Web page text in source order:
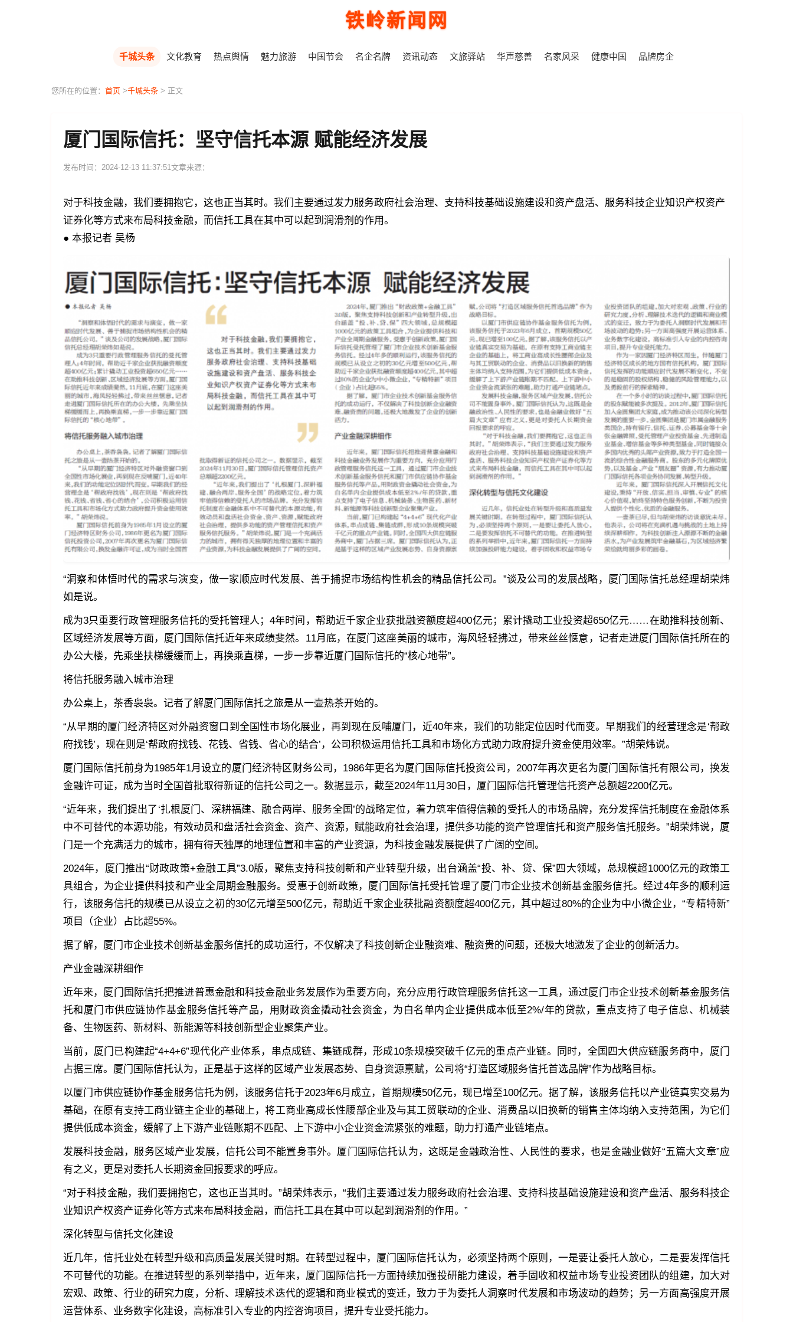
铁岭新闻网
千城头条 文化教育 热点舆情 魅力旅游 中国节会 名企名牌 资讯动态 文旅驿站 华声慈善 名家风采 健康中国 品牌房企
您所在的位置： 首页 >千城头条 > 正文
厦门国际信托：坚守信托本源 赋能经济发展
发布时间：2024-12-13 11:37:51文章来源：
对于科技金融，我们要拥抱它，这也正当其时。我们主要通过发力服务政府社会治理、支持科技基础设施建设和资产盘活、服务科技企业知识产权资产
证券化等方式来布局科技金融，而信托工具在其中可以起到润滑剂的作用。
● 本报记者 吴杨
“洞察和体悟时代的需求与演变，做一家顺应时代发展、善于捕捉市场结构性机会的精品信托公司。”谈及公司的发展战略，厦门国际信托总经理胡荣炜
如是说。
成为3只重要行政管理服务信托的受托管理人；4年时间，帮助近千家企业获批融资额度超400亿元；累计撬动工业投资超650亿元……在助推科技创新、
区域经济发展等方面，厦门国际信托近年来成绩斐然。11月底，在厦门这座美丽的城市，海风轻轻拂过，带来丝丝惬意，记者走进厦门国际信托所在的
办公大楼，先乘坐扶梯缓缓而上，再换乘直梯，一步一步靠近厦门国际信托的“核心地带”。
将信托服务融入城市治理
办公桌上，茶香袅袅。记者了解厦门国际信托之旅是从一壶热茶开始的。
“从早期的厦门经济特区对外融资窗口到全国性市场化展业，再到现在反哺厦门，近40年来，我们的功能定位因时代而变。早期我们的经营理念是‘帮政
府找钱’，现在则是‘帮政府找钱、花钱、省钱、省心的结合’，公司积极运用信托工具和市场化方式助力政府提升资金使用效率。”胡荣炜说。
厦门国际信托前身为1985年1月设立的厦门经济特区财务公司，1986年更名为厦门国际信托投资公司，2007年再次更名为厦门国际信托有限公司，换发
金融许可证，成为当时全国首批取得新证的信托公司之一。数据显示，截至2024年11月30日，厦门国际信托管理信托资产总额超2200亿元。
“近年来，我们提出了‘扎根厦门、深耕福建、融合两岸、服务全国’的战略定位，着力筑牢值得信赖的受托人的市场品牌，充分发挥信托制度在金融体系
中不可替代的本源功能，有效动员和盘活社会资金、资产、资源，赋能政府社会治理，提供多功能的资产管理信托和资产服务信托服务。”胡荣炜说，厦
门是一个充满活力的城市，拥有得天独厚的地理位置和丰富的产业资源，为科技金融发展提供了广阔的空间。
2024年，厦门推出“财政政策+金融工具”3.0版，聚焦支持科技创新和产业转型升级，出台涵盖“投、补、贷、保”四大领域，总规模超1000亿元的政策工
具组合，为企业提供科技和产业全周期金融服务。受惠于创新政策，厦门国际信托受托管理了厦门市企业技术创新基金服务信托。经过4年多的顺利运
行，该服务信托的规模已从设立之初的30亿元增至500亿元，帮助近千家企业获批融资额度超400亿元，其中超过80%的企业为中小微企业，“专精特新”
项目（企业）占比超55%。
据了解，厦门市企业技术创新基金服务信托的成功运行，不仅解决了科技创新企业融资难、融资贵的问题，还极大地激发了企业的创新活力。
产业金融深耕细作
近年来，厦门国际信托把推进普惠金融和科技金融业务发展作为重要方向，充分应用行政管理服务信托这一工具，通过厦门市企业技术创新基金服务信
托和厦门市供应链协作基金服务信托等产品，用财政资金撬动社会资金，为白名单内企业提供成本低至2%/年的贷款，重点支持了电子信息、机械装
备、生物医药、新材料、新能源等科技创新型企业聚集产业。
当前，厦门已构建起“4+4+6”现代化产业体系，串点成链、集链成群，形成10条规模突破千亿元的重点产业链。同时，全国四大供应链服务商中，厦门
占据三席。厦门国际信托认为，正是基于这样的区域产业发展态势、自身资源禀赋，公司将“打造区域服务信托首选品牌”作为战略目标。
以厦门市供应链协作基金服务信托为例，该服务信托于2023年6月成立，首期规模50亿元，现已增至100亿元。据了解，该服务信托以产业链真实交易为
基础，在原有支持工商业链主企业的基础上，将工商业高成长性腰部企业及与其工贸联动的企业、消费品以旧换新的销售主体均纳入支持范围，为它们
提供低成本资金，缓解了上下游产业链账期不匹配、上下游中小企业资金流紧张的难题，助力打通产业链堵点。
发展科技金融，服务区域产业发展，信托公司不能置身事外。厦门国际信托认为，这既是金融政治性、人民性的要求，也是金融业做好“五篇大文章”应
有之义，更是对委托人长期资金回报要求的呼应。
“对于科技金融，我们要拥抱它，这也正当其时。”胡荣炜表示，“我们主要通过发力服务政府社会治理、支持科技基础设施建设和资产盘活、服务科技企
业知识产权资产证券化等方式来布局科技金融，而信托工具在其中可以起到润滑剂的作用。”
深化转型与信托文化建设
近几年，信托业处在转型升级和高质量发展关键时期。在转型过程中，厦门国际信托认为，必须坚持两个原则，一是要让委托人放心，二是要发挥信托
不可替代的功能。在推进转型的系列举措中，近年来，厦门国际信托一方面持续加强投研能力建设，着手固收和权益市场专业投资团队的组建，加大对
宏观、政策、行业的研究力度，分析、理解技术迭代的逻辑和商业模式的变迁，致力于为委托人洞察时代发展和市场波动的趋势；另一方面高强度开展
运营体系、业务数字化建设，高标准引入专业的内控咨询项目，提升专业受托能力。